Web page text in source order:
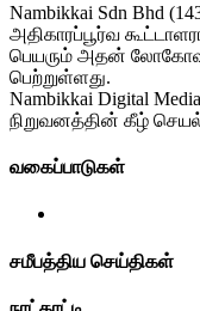
Nambikkai Sdn Bhd
அதிகாரப்பூர்வ
பெயரும் அதன்
பெற்றுள்ளது.
Nambikkai Digital
நிறுவனத்தின் கீழ்
வகைப்பாடுகள்
சமீபத்திய செய்திகள்